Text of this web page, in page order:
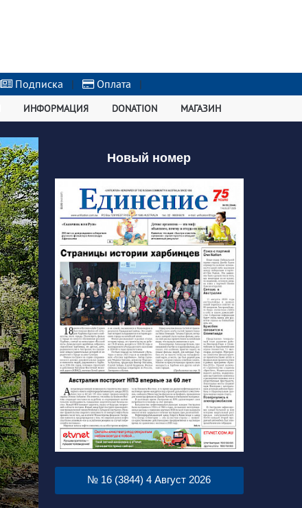
Подписка | Оплата |
ИНФОРМАЦИЯ DONATION МАГАЗИН
Новый номер
№ 16 (3844) 4 Август 2026